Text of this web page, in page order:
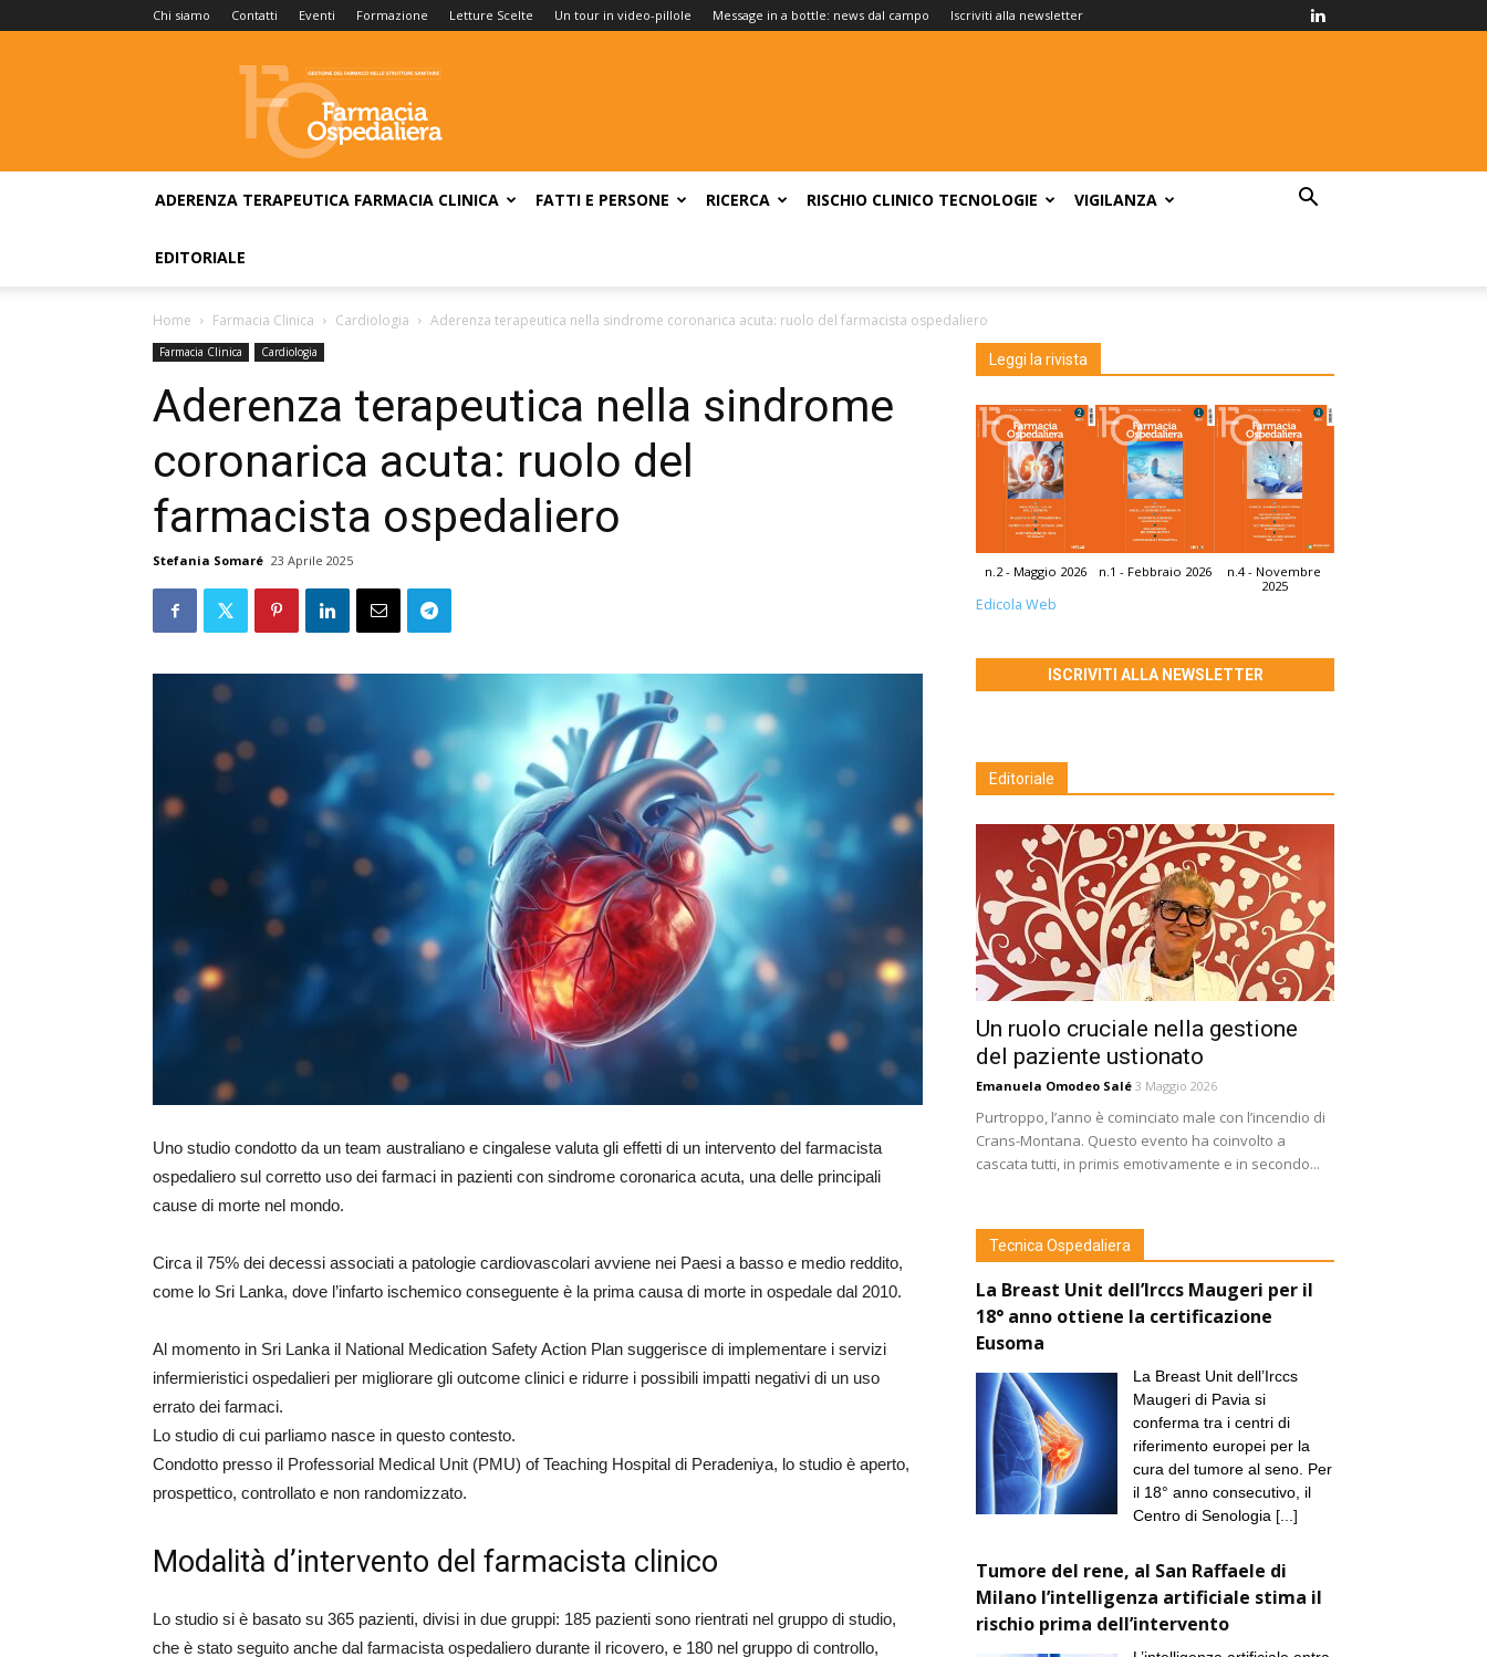
Chi siamo Contatti Eventi Formazione Letture Scelte Un tour in video-pillole Message in a bottle: news dal campo Iscriviti alla newsletter
Farmacia
Ospedaliera
ADERENZA TERAPEUTICA FARMACIA CLINICA FATTI E PERSONE RICERCA RISCHIO CLINICO TECNOLOGIE VIGILANZA
EDITORIALE
Home Farmacia Clinica Cardiologia Aderenza terapeutica nella sindrome coronarica acuta: ruolo del farmacista ospedaliero
Farmacia Clinica Cardiologia
Aderenza terapeutica nella sindrome
coronarica acuta: ruolo del
farmacista ospedaliero
Stefania Somaré 23 Aprile 2025
Uno studio condotto da un team australiano e cingalese valuta gli effetti di un intervento del farmacista
ospedaliero sul corretto uso dei farmaci in pazienti con sindrome coronarica acuta, una delle principali
cause di morte nel mondo.
Circa il 75% dei decessi associati a patologie cardiovascolari avviene nei Paesi a basso e medio reddito,
come lo Sri Lanka, dove l’infarto ischemico conseguente è la prima causa di morte in ospedale dal 2010.
Al momento in Sri Lanka il National Medication Safety Action Plan suggerisce di implementare i servizi
infermieristici ospedalieri per migliorare gli outcome clinici e ridurre i possibili impatti negativi di un uso
errato dei farmaci.
Lo studio di cui parliamo nasce in questo contesto.
Condotto presso il Professorial Medical Unit (PMU) of Teaching Hospital di Peradeniya, lo studio è aperto,
prospettico, controllato e non randomizzato.
Modalità d’intervento del farmacista clinico
Lo studio si è basato su 365 pazienti, divisi in due gruppi: 185 pazienti sono rientrati nel gruppo di studio,
che è stato seguito anche dal farmacista ospedaliero durante il ricovero, e 180 nel gruppo di controllo,
Leggi la rivista
n.2 - Maggio 2026 n.1 - Febbraio 2026
n.4 - Novembre
2025
Edicola Web
ISCRIVITI ALLA NEWSLETTER
Editoriale
Un ruolo cruciale nella gestione
del paziente ustionato
Emanuela Omodeo Salé 3 Maggio 2026
Purtroppo, l’anno è cominciato male con l’incendio di
Crans-Montana. Questo evento ha coinvolto a
cascata tutti, in primis emotivamente e in secondo...
Tecnica Ospedaliera
La Breast Unit dell’Irccs Maugeri per il
18° anno ottiene la certificazione
Eusoma
La Breast Unit dell’Irccs
Maugeri di Pavia si
conferma tra i centri di
riferimento europei per la
cura del tumore al seno. Per
il 18° anno consecutivo, il
Centro di Senologia [...]
Tumore del rene, al San Raffaele di
Milano l’intelligenza artificiale stima il
rischio prima dell’intervento